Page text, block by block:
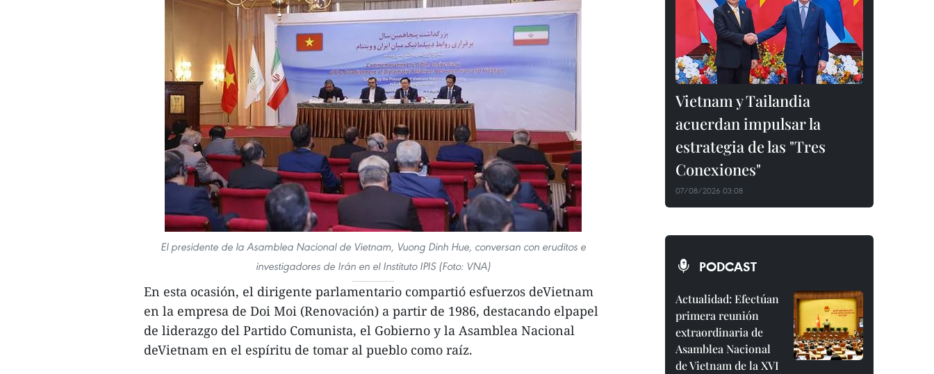
El presidente de la Asamblea Nacional de Vietnam, Vuong Dinh Hue, conversan con eruditos e
investigadores de Irán en el Instituto IPIS (Foto: VNA)
En esta ocasión, el dirigente parlamentario compartió esfuerzos deVietnam
en la empresa de Doi Moi (Renovación) a partir de 1986, destacando elpapel
de liderazgo del Partido Comunista, el Gobierno y la Asamblea Nacional
deVietnam en el espíritu de tomar al pueblo como raíz.
Vietnam y Tailandia
acuerdan impulsar la
estrategia de las "Tres
Conexiones"
07/08/2026 03:08
PODCAST
Actualidad: Efectúan
primera reunión
extraordinaria de
Asamblea Nacional
de Vietnam de la XVI